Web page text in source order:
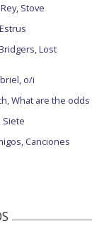
Stove
Lost
o/i
What are the odds
Siete
Canciones